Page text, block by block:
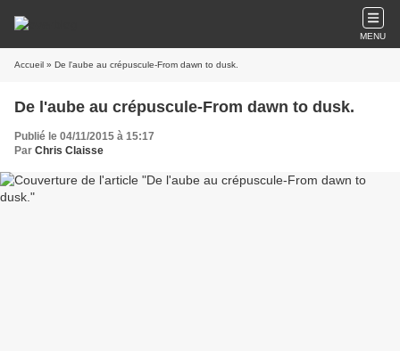
MENU
Accueil » De l'aube au crépuscule-From dawn to dusk.
De l'aube au crépuscule-From dawn to dusk.
Publié le 04/11/2015 à 15:17
Par Chris Claisse